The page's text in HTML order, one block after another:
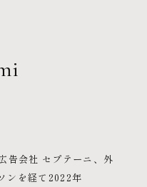
告会社 セプテーニ、外
ンを経て2022年